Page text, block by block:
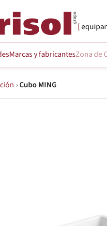
Marcasy fabricantesZona de
›Cubo MING